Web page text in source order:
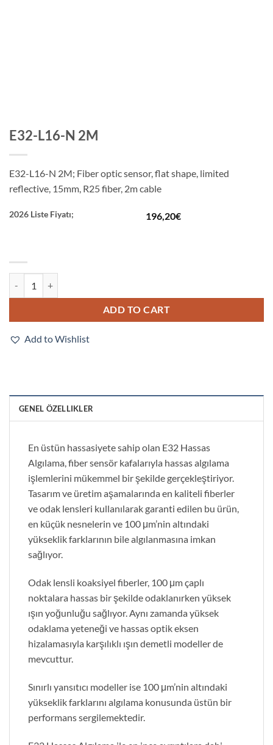
E32-L16-N 2M
E32-L16-N 2M; Fiber optic sensor, flat shape, limited
reflective, 15mm, R25 fiber, 2m cable
2026 Liste Fiyatı; 196,20€
ADD TO CART
Add to Wishlist
GENEL ÖZELLIKLER
En üstün hassasiyete sahip olan E32 Hassas
Algılama, fiber sensör kafalarıyla hassas algılama
işlemlerini mükemmel bir şekilde gerçekleştiriyor.
Tasarım ve üretim aşamalarında en kaliteli fiberler
ve odak lensleri kullanılarak garanti edilen bu ürün,
en küçük nesnelerin ve 100 μm’nin altındaki
yükseklik farklarının bile algılanmasına imkan
sağlıyor.
Odak lensli koaksiyel fiberler, 100 μm çaplı
noktalara hassas bir şekilde odaklanırken yüksek
ışın yoğunluğu sağlıyor. Aynı zamanda yüksek
odaklama yeteneği ve hassas optik eksen
hizalamasıyla karşılıklı ışın demetli modeller de
mevcuttur.
Sınırlı yansıtıcı modeller ise 100 μm’nin altındaki
yükseklik farklarını algılama konusunda üstün bir
performans sergilemektedir.